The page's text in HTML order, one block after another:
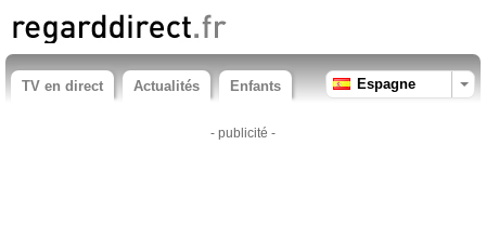
TV en direct Actualités Enfants Espagne
- publicité -